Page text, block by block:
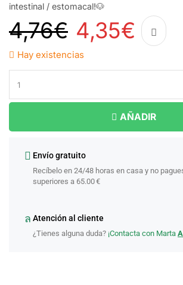
intestinal / estomacal!🐶
4,76€ 4,35€
Hay existencias
AÑADIR
Envío gratuito
Recíbelo en 24/48 horas en casa y no
superiores a 65.00 €
Atención al cliente
¿Tienes alguna duda? ¡Contacta con Marta